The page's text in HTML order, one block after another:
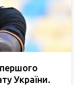
України.